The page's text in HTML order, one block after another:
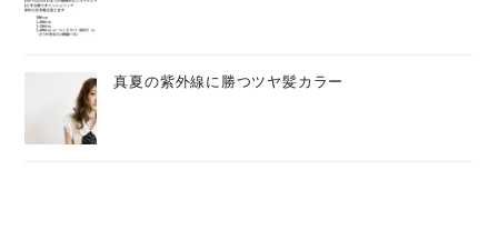
真夏の紫外線に勝つツヤ髪カラー